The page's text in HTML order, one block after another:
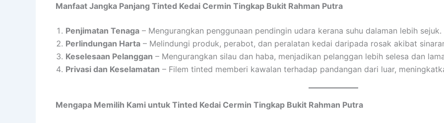
Manfaat Jangka Panjang Tinted Kedai Cermin Tingkap Bukit Rahman Putra
Penjimatan Tenaga – Mengurangkan penggunaan pendingin udara kerana suhu dalaman lebih sejuk.
Perlindungan Harta – Melindungi produk, perabot, dan peralatan kedai daripada rosak akibat
Keselesaan Pelanggan – Mengurangkan silau dan haba, menjadikan pelanggan lebih selesa dan
Privasi dan Keselamatan – Filem tinted memberi kawalan terhadap pandangan dari luar,
Mengapa Memilih Kami untuk Tinted Kedai Cermin Tingkap Bukit Rahman Putra